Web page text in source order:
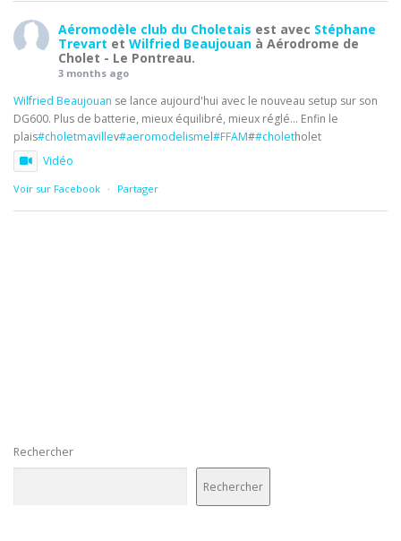
Aéromodèle club du Choletais est avec Stéphane
Trevart et Wilfried Beaujouan à Aérodrome de
Cholet - Le Pontreau.
3 months ago
Wilfried Beaujouan se lance aujourd'hui avec le nouveau setup sur son
DG600. Plus de batterie, mieux équilibré, mieux réglé... Enfin le
plais#choletmavillev#aeromodelismel#FFAM##choletholet
Vidéo
Voir sur Facebook · Partager
Rechercher
Rechercher